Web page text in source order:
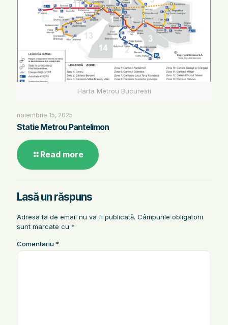
Harta Metrou Bucuresti
noiembrie 15, 2025
Statie Metrou Pantelimon
Read more
Lasă un răspuns
Adresa ta de email nu va fi publicată. Câmpurile obligatorii
sunt marcate cu *
Comentariu*